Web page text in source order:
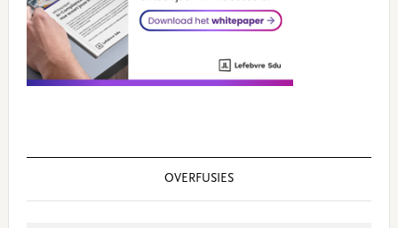
OVERFUSIES